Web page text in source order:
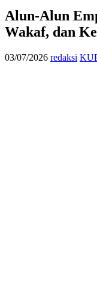
Alun-Alun
Wakaf, dan
03/07/2026 redaksi